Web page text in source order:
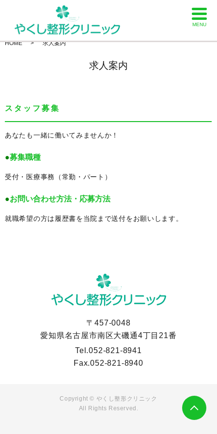
MENU
HOME 求人案内
求人案内
スタッフ募集
あなたも一緒に働いてみませんか！
●募集職種
受付・医療事務（常勤・パート）
●お問い合わせ方法・応募方法
就職希望の方は履歴書を当院まで送付をお願いします。
〒457-0048
愛知県名古屋市南区大磯通4丁目21番
Tel.052-821-8941
Fax.052-821-8940
Copyright © やくし整形クリニック
All Rights Reserved.